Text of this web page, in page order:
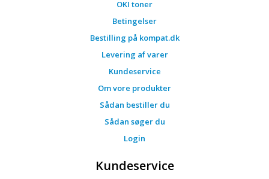
OKI toner
Betingelser
Bestilling på kompat.dk
Levering af varer
Kundeservice
Om vore produkter
Sådan bestiller du
Sådan søger du
Login
Kundeservice